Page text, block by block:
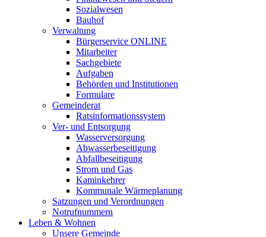
Sozialwesen
Bauhof
Verwaltung
Bürgerservice ONLINE
Mitarbeiter
Sachgebiete
Aufgaben
Behörden und Institutionen
Formulare
Gemeinderat
Ratsinformationssystem
Ver- und Entsorgung
Wasserversorgung
Abwasserbeseitigung
Abfallbeseitigung
Strom und Gas
Kaminkehrer
Kommunale Wärmeplanung
Satzungen und Verordnungen
Notrufnummern
Leben & Wohnen
Unsere Gemeinde